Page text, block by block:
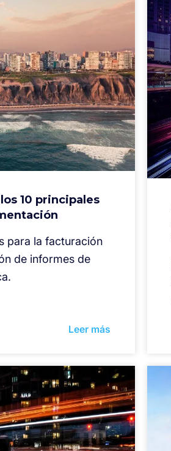
10 principales
para la facturación
de informes de
Leer más